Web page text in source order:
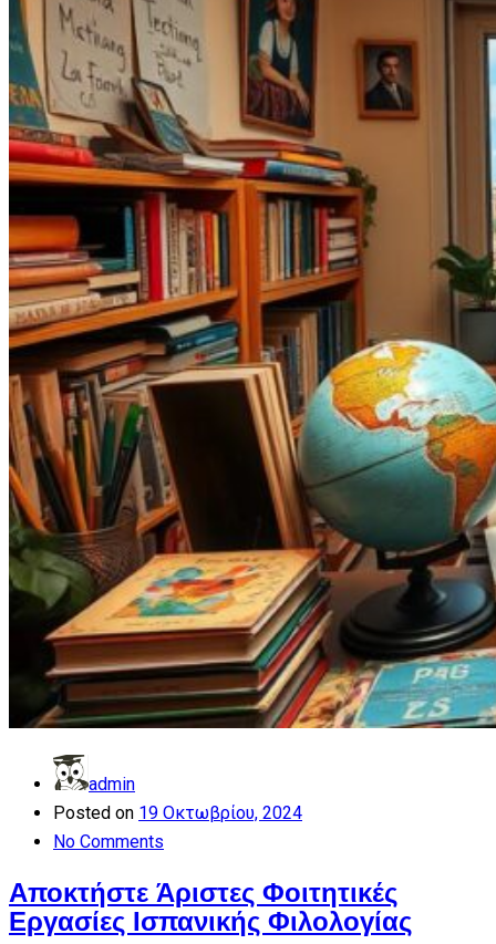
admin
Posted on 19 Οκτωβρίου, 2024
No Comments
Αποκτήστε Άριστες Φοιτητικές
Εργασίες Ισπανικής Φιλολογίας